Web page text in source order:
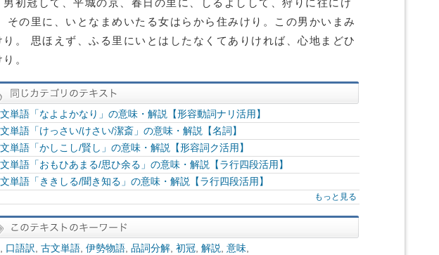
男初冠して、平城の京、春日の里に、しるよしして、狩りに往にけ
その里に、いとなまめいたる女はらから住みけり。この男かいまみ
り。 思ほえず、ふる里にいとはしたなくてありければ、心地まどひ
。
単語「なよよかなり」の意味・解説【形容動詞ナリ活用】
単語「けっさい/けさい/潔斎」の意味・解説【名詞】
単語「かしこし/賢し」の意味・解説【形容詞ク活用】
単語「おもひあまる/思ひ余る」の意味・解説【ラ行四段活用】
単語「ききしる/聞き知る」の意味・解説【ラ行四段活用】
もっと見る
口語訳 古文単語 伊勢物語 品詞分解 初冠 解説 意味